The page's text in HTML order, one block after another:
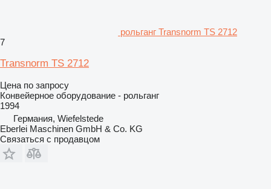
рольганг Transnorm TS 2712
7
Transnorm TS 2712
Цена по запросу
Конвейерное оборудование - рольганг
1994
Германия, Wiefelstede
Eberlei Maschinen GmbH & Co. KG
Связаться с продавцом